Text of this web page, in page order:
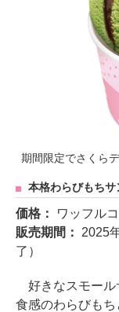
期間限定でさくら
本格わらびもちサ
価格：
ワッフル
販売期間： 2025
了）
好きなスモール
食感のわらびも